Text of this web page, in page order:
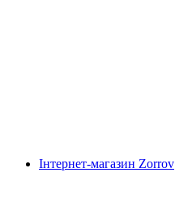
Інтернет-магазин Zorrov